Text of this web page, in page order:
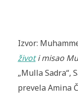
Izvor:
životi misao
„Mulla Sadra“,
prevela Amina